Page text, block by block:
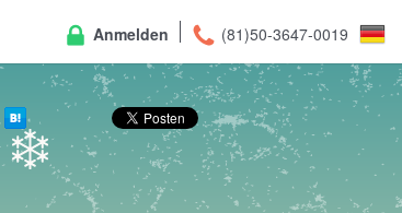
(81)50-3647-0019
Anmelden